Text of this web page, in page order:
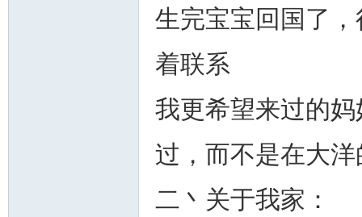
生完宝宝回国了
着联系
我更希望来过的
过，而不是在大
二丶关于我家：